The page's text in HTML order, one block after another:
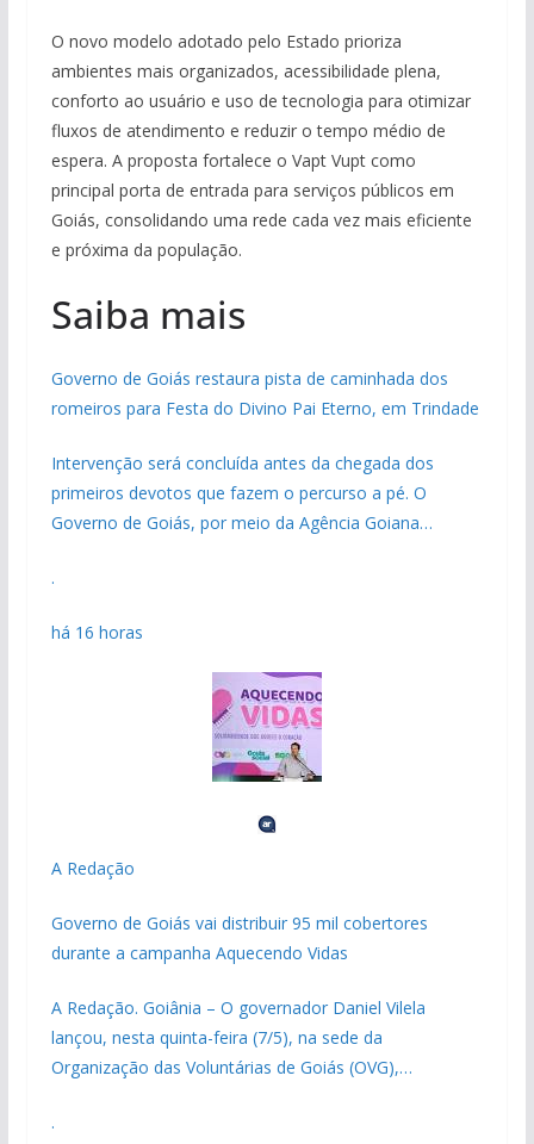
O novo modelo adotado pelo Estado prioriza
ambientes mais organizados, acessibilidade plena,
conforto ao usuário e uso de tecnologia para otimizar
fluxos de atendimento e reduzir o tempo médio de
espera. A proposta fortalece o Vapt Vupt como
principal porta de entrada para serviços públicos em
Goiás, consolidando uma rede cada vez mais eficiente
e próxima da população.
Saiba mais
Governo de Goiás restaura pista de caminhada dos
romeiros para Festa do Divino Pai Eterno, em Trindade
Intervenção será concluída antes da chegada dos
primeiros devotos que fazem o percurso a pé. O
Governo de Goiás, por meio da Agência Goiana…
.
há 16 horas
A Redação
Governo de Goiás vai distribuir 95 mil cobertores
durante a campanha Aquecendo Vidas
A Redação. Goiânia – O governador Daniel Vilela
lançou, nesta quinta-feira (7/5), na sede da
Organização das Voluntárias de Goiás (OVG),…
.